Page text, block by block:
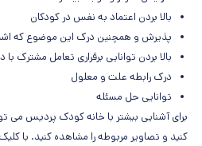
بالا بردن اعتماد به نفس در کودکان
پذیرش و همچنین درک این موضوع که
بالا بردن توانایی برقراری تعامل مشترک با
درک رابطه علت و معلول
توانایی حل مسئله
برای آشنایی بیشتر با خانه کودک پردیس می
کنید و تصاویر مربوطه را مشاهده کنید. با